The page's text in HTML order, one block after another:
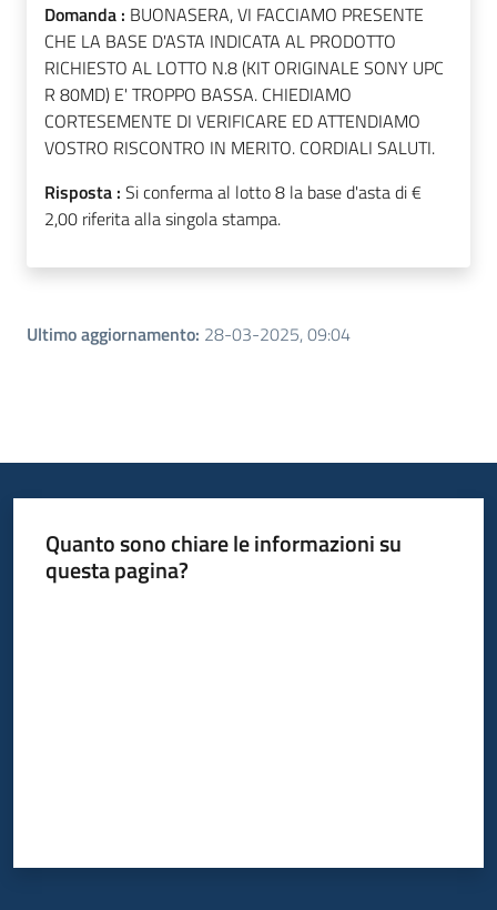
Domanda : BUONASERA, VI FACCIAMO PRESENTE
CHE LA BASE D'ASTA INDICATA AL PRODOTTO
RICHIESTO AL LOTTO N.8 (KIT ORIGINALE SONY UPC
R 80MD) E' TROPPO BASSA. CHIEDIAMO
CORTESEMENTE DI VERIFICARE ED ATTENDIAMO
VOSTRO RISCONTRO IN MERITO. CORDIALI SALUTI.
Risposta : Si conferma al lotto 8 la base d'asta di €
2,00 riferita alla singola stampa.
Ultimo aggiornamento: 28-03-2025, 09:04
Quanto sono chiare le informazioni su
questa pagina?